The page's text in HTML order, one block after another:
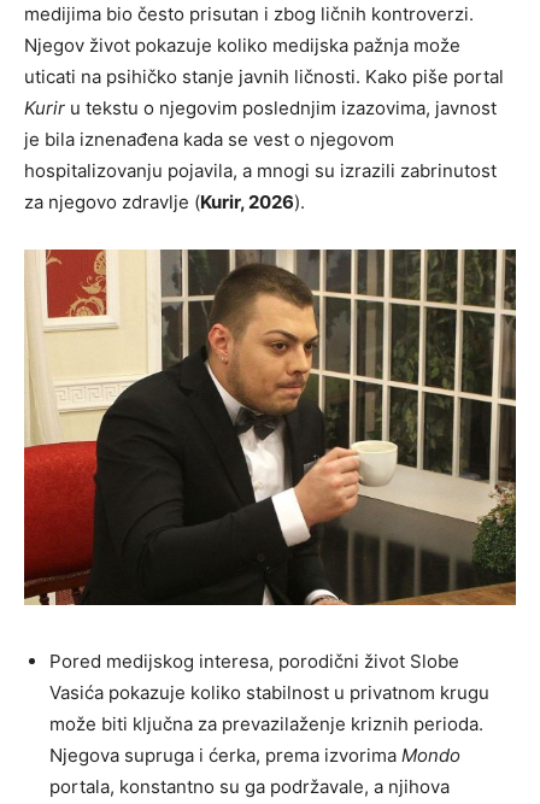
medijima bio često prisutan i zbog ličnih kontroverzi.
Njegov život pokazuje koliko medijska pažnja može
uticati na psihičko stanje javnih ličnosti. Kako piše portal
Kurir u tekstu o njegovim poslednjim izazovima, javnost
je bila iznenađena kada se vest o njegovom
hospitalizovanju pojavila, a mnogi su izrazili zabrinutost
za njegovo zdravlje (Kurir, 2026).
Pored medijskog interesa, porodični život Slobe
Vasića pokazuje koliko stabilnost u privatnom krugu
može biti ključna za prevazilaženje kriznih perioda.
Njegova supruga i ćerka, prema izvorima Mondo
portala, konstantno su ga podržavale, a njihova